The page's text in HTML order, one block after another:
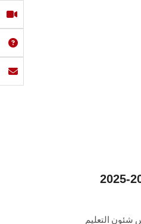
عين شمس يترأس الجلسة الثامنة
شئون التعليم